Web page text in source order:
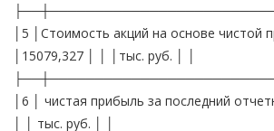
│5 │Стоимость акций на основе чистой
│15079,327 │ │ │тыс. руб. │ │
│6 │ чистая прибыль за последний
│ │ тыс. руб. │ │